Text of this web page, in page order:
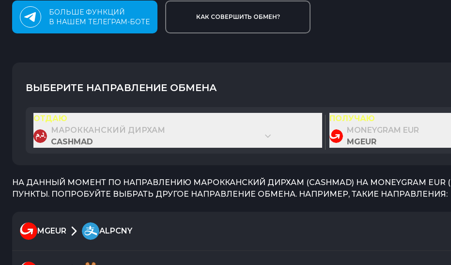
БОЛЬШЕ ФУНКЦИЙ
В НАШЕМ ТЕЛЕГРАМ-БОТЕ
КАК СОВЕРШИТЬ ОБМЕН?
ВЫБЕРИТЕ НАПРАВЛЕНИЕ ОБМЕНА
ОТДАЮ
МАРОККАНСКИЙ ДИРХАМ
CASHMAD
ПОЛУЧАЮ
MONEYGRAM EUR
MGEUR
НА ДАННЫЙ МОМЕНТ ПО НАПРАВЛЕНИЮ МАРОККАНСКИЙ ДИРХАМ (CASHMAD) НА MONEYGRAM EUR (
ПУНКТЫ. ПОПРОБУЙТЕ ВЫБРАТЬ ДРУГОЕ НАПРАВЛЕНИЕ ОБМЕНА. НАПРИМЕР, ТАКИЕ НАПРАВЛЕНИЯ:
MGEUR ALPCNY